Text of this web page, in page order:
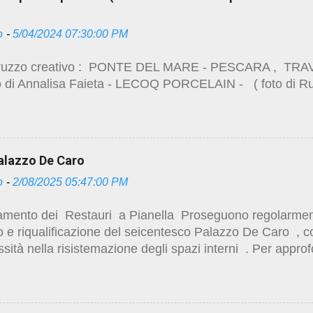
de-caro-marzo-2025.html
- 5/04/2024 07:30:00 PM
creativo : PONTE DEL MARE - PESCARA ,
di Annalisa Faieta - LECOQ PORCELAIN - ( foto di
De Caro
- 2/08/2025 05:47:00 PM
dei Restauri a Pianella Proseguono
e riqualificazione del seicentesco Palazzo De Caro ,
nella risistemazione degli spazi interni . Per